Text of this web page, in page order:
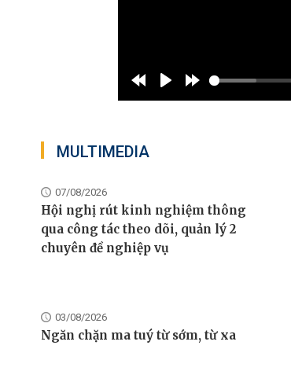
MULTIMEDIA
07/08/2026
Hội nghị rút kinh nghiệm thông
qua công tác theo dõi, quản lý 2
chuyên đề nghiệp vụ
03/08/2026
Ngăn chặn ma tuý từ sớm, từ xa